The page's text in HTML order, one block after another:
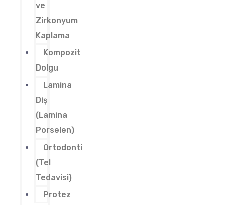
ve
Zirkonyum
Kaplama
Kompozit
Dolgu
Lamina
Diş
(Lamina
Porselen)
Ortodonti
(Tel
Tedavisi)
Protez